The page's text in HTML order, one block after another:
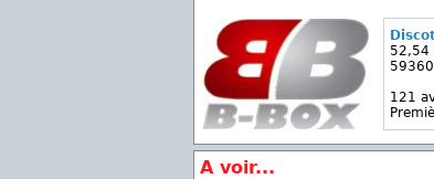
52,54
59360
121
A voir...